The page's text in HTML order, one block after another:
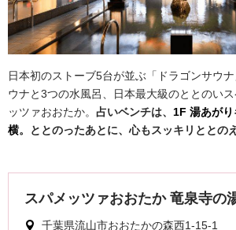
日本初のストーブ5台が並ぶ「ドラゴンサウ
ウナと3つの水風呂、日本最大級のととのい
ッツァおおたか。 占いベンチは、 1F 湯あがり
横。ととのったあとに、心もスッキリととの